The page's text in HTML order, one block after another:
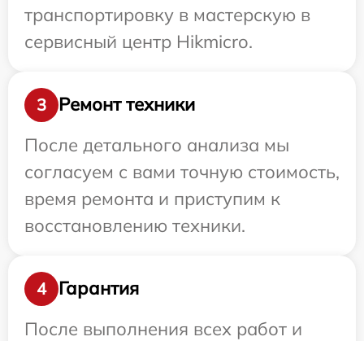
транспортировку в мастерскую в
сервисный центр Hikmicro.
3
Ремонт техники
После детального анализа мы
согласуем с вами точную стоимость,
время ремонта и приступим к
восстановлению техники.
4
Гарантия
После выполнения всех работ и